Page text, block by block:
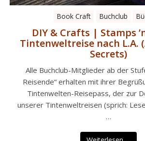
Book Craft Buchclub
DIY & Crafts | Stamps
Tintenweltreise nach L.A.
Secrets)
Alle Buchclub-Mitglieder ab der
Reisende“ erhalten mit ihrer
Tintenwelten-Reisepass, der zur
unserer Tintenweltreisen (sprich:
…